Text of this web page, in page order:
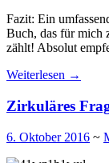
Fazit: Ein
Buch, das für mich
zählt! Absolut
Weiterlesen →
Zirkuläres
6. Oktober 2016 ~